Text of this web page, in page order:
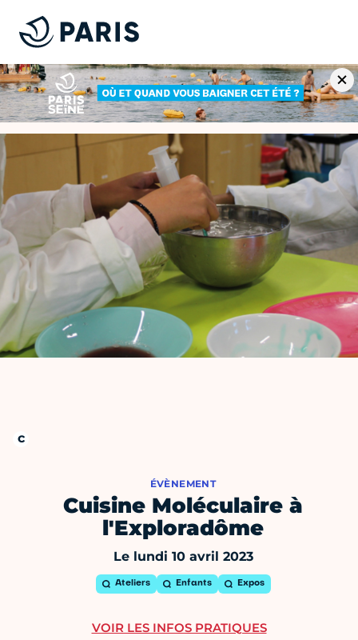
ÉVÈNEMENT
Cuisine Moléculaire à
l'Exploradôme
Le lundi 10 avril 2023
Ateliers Enfants Expos
VOIR LES INFOS PRATIQUES